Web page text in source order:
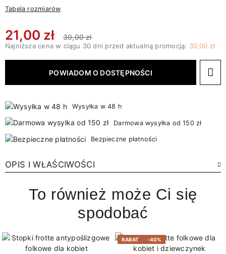
Tabela rozmiarów
21,00 zł 30,00 zł
Najniższa cena w ciągu 30 dni przed aktualną promocją: 30,00 zł
POWIADOM O DOSTĘPNOŚCI
Wysyłka w 48 h
Darmowa wysyłka od 150 zł
Bezpieczne płatności
OPIS I WŁAŚCIWOŚCI
To również może Ci się
spodobać
RABAT -40%